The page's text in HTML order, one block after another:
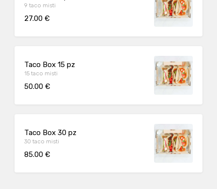
9 taco misti
27.00 €
Taco Box 15 pz
15 taco misti
50.00 €
Taco Box 30 pz
30 taco misti
85.00 €